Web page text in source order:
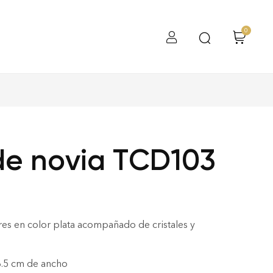
0
novia TCD103
en color plata acompañado de cristales y
cm de ancho